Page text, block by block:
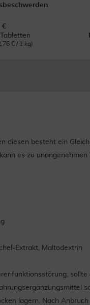
€
€ / 1 kg)
diesen besteht ein
es zu
Extrakt, Maltodextrin
lagern. Nach